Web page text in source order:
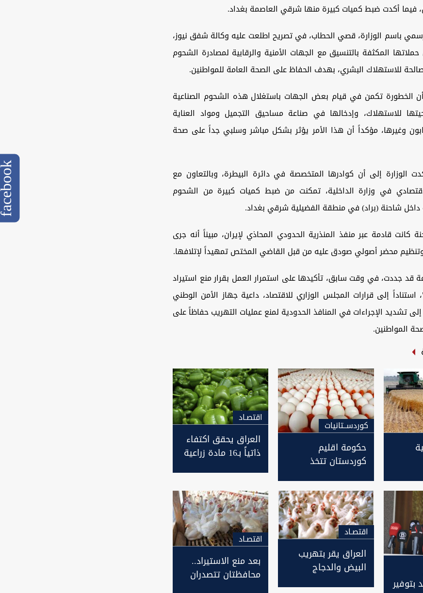
فيما أكدت ضبط كميات كبيرة منها شرقي العاصمة بغداد.
باسم الوزارة، قصي الحطاب، في تصريح اطلعت عليه وكالة شفق نيوز،
حملاتها المكثفة بالتنسيق مع الجهات الأمنية والرقابية لمصادرة الشحوم
للاستهلاك البشري، بهدف الحفاظ على الصحة العامة للمواطنين.
الخطورة تكمن في قيام بعض الجهات باستغلال هذه الشحوم الصناعية
للاستهلاك، وإدخالها في صناعة مساحيق التجميل ومواد العناية
وغيرها، مؤكداً أن هذا الأمر يؤثر بشكل مباشر وسلبي جداً على صحة
الوزارة إلى أن كوادرها المتخصصة في دائرة البيطرة، وبالتعاون مع
في وزارة الداخلية، تمكنت من ضبط كميات كبيرة من الشحوم
داخل شاحنة (براد) في منطقة الفضيلية شرقي بغداد.
كانت قادمة عبر منفذ المنذرية الحدودي المحاذي لإيران، مبيناً أنه جرى
محضر أصولي صودق عليه من قبل القاضي المختص تمهيداً لإتلافها.
قد جددت، في وقت سابق، تأكيدها على استمرار العمل بقرار منع استيراد
استناداً إلى قرارات المجلس الوزاري للاقتصاد، داعية جهاز الأمن الوطني
إلى تشديد الإجراءات في المنافذ الحدودية لمنع عمليات التهريب حفاظاً على
المواطنين.
كوردســتانيات
حكومة اقليم
كوردستان تتخذ
ارتفاع اسعار البيض
وتوجه وفدا لبغداد
اقتصـاد
العراق يحقق اكتفاء
ذاتياً بـ16 مادة زراعية
بتوفير
اقتصـاد
العراق يقر بتهريب
البيض والدجاج
اقتصـاد
بعد منع الاستيراد..
محافظتان تتصدران